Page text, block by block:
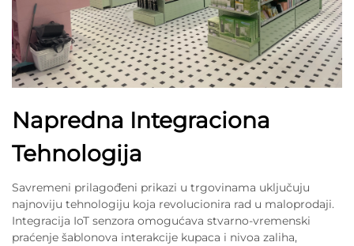
Napredna Integraciona
Tehnologija
Savremeni prilagođeni prikazi u trgovinama uključuju
najnoviju tehnologiju koja revolucionira rad u maloprodaji.
Integracija IoT senzora omogućava stvarno-vremenski
praćenje šablonova interakcije kupaca i nivoa zaliha,